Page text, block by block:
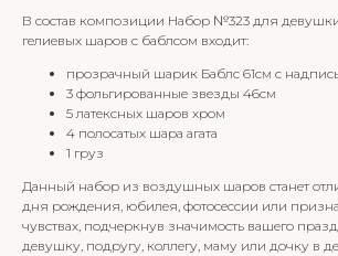
В состав композиции Набор №323 для
гелиевых шаров с баблсом входит:
прозрачный шарик Баблс 61см с
3 фольгированные звезды 46см
5 латексных шаров хром
4 полосатых шара агата
1 груз
Данный набор из воздушных шаров станет
дня рождения, юбилея, фотосессии или
чувствах, подчеркнув значимость вашего
девушку, подругу, коллегу, маму или дочку в